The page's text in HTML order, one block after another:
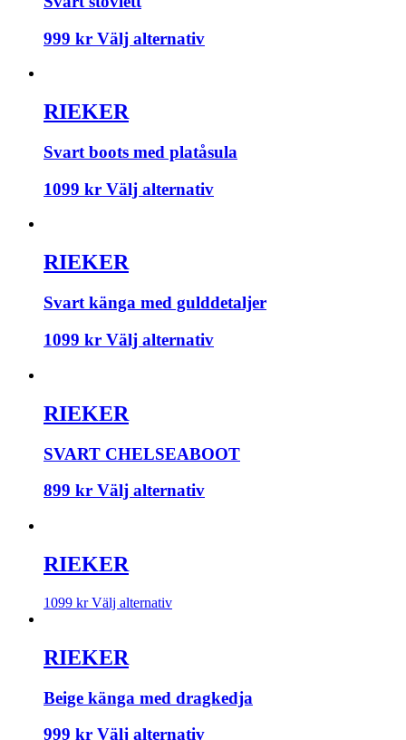
999 kr Välj alternativ
RIEKER
Svart boots med platåsula
1099 kr Välj alternativ
RIEKER
Svart känga med gulddetaljer
1099 kr Välj alternativ
RIEKER
SVART CHELSEABOOT
899 kr Välj alternativ
RIEKER
1099 kr Välj alternativ
RIEKER
Beige känga med dragkedja
999 kr Välj alternativ